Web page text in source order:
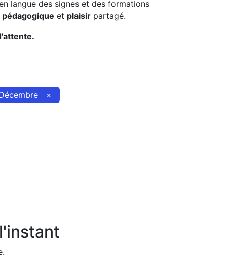
langue des signes et des formations
et plaisir partagé.
×